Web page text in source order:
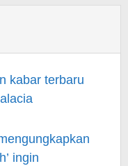
kabar terbaru
ingin